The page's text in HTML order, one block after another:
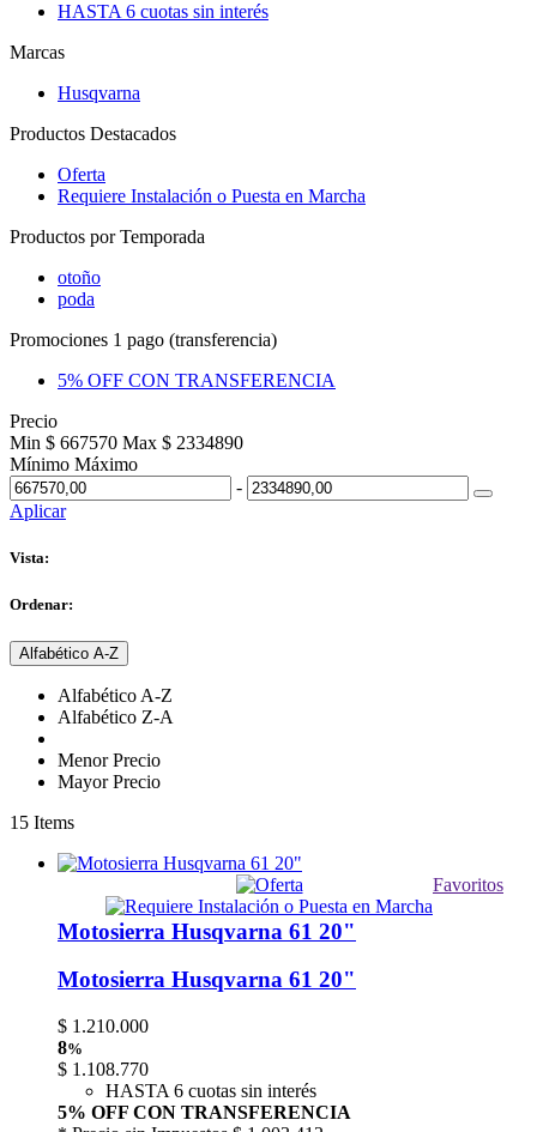
HASTA 6 cuotas sin interés
Marcas
Husqvarna
Productos Destacados
Oferta
Requiere Instalación o Puesta en Marcha
Productos por Temporada
otoño
poda
Promociones 1 pago (transferencia)
5% OFF CON TRANSFERENCIA
Precio
Min $ 667570 Max $ 2334890
Mínimo Máximo
-
Aplicar
Vista:
Ordenar:
Alfabético A-Z
Alfabético A-Z
Alfabético Z-A
Menor Precio
Mayor Precio
15 Items
Favoritos
Motosierra Husqvarna 61 20"
Motosierra Husqvarna 61 20"
$ 1.210.000
8%
$ 1.108.770
HASTA 6 cuotas sin interés
5% OFF CON TRANSFERENCIA